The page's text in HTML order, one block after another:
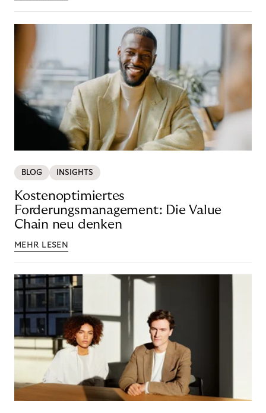
BLOG INSIGHTS
Kostenoptimiertes
Forderungsmanagement: Die Value
Chain neu denken
MEHR LESEN